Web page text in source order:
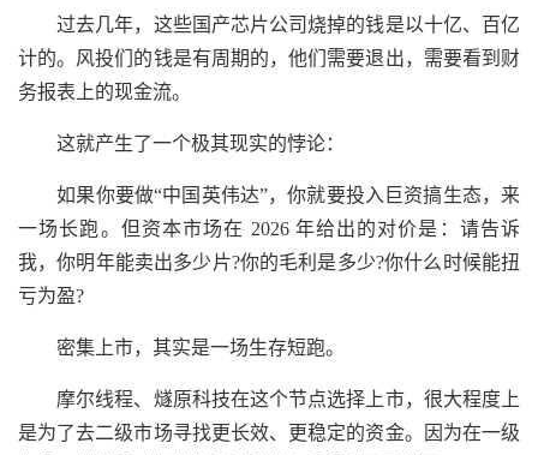
过去几年，这些国产芯片公司烧掉的钱是以十亿、百亿
计的。风投们的钱是有周期的，他们需要退出，需要看到财
务报表上的现金流。
这就产生了一个极其现实的悖论：
如果你要做“中国英伟达”，你就要投入巨资搞生态，来
一场长跑。但资本市场在 2026 年给出的对价是：请告诉
我，你明年能卖出多少片?你的毛利是多少?你什么时候能扭
亏为盈?
密集上市，其实是一场生存短跑。
摩尔线程、燧原科技在这个节点选择上市，很大程度上
是为了去二级市场寻找更长效、更稳定的资金。因为在一级